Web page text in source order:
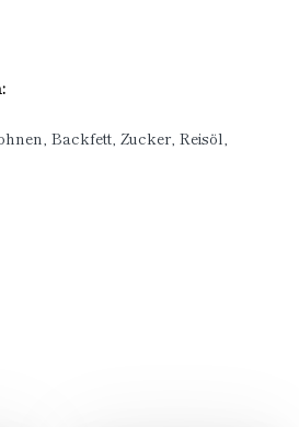
Backfett, Zucker, Reisöl,